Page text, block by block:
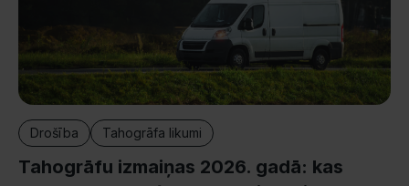
Drošība Tahogrāfa likumi
Tahogrāfu izmaiņas 2026. gadā: kas